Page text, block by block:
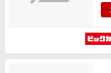
ビジネス・その他サービス